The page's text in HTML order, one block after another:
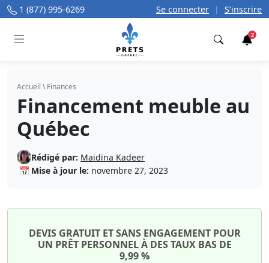
1 (877) 995-6269 Se connecter | S'inscrire
2
Accueil \Finances
Financement meuble au
Québec
Rédigé par: Maidina Kadeer
📅 Mise à jour le: novembre 27, 2023
DEVIS GRATUIT ET SANS ENGAGEMENT POUR
UN PRÊT PERSONNEL À DES TAUX BAS DE
9,99 %